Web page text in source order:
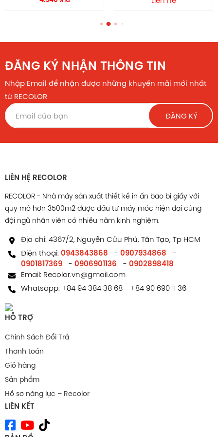
ĐĂNG KÝ NHẬN THÔNG TIN
Nhập Email để nhận được những khuyến mãi mới nhất
từ RECOLOR
ĐĂNG KÝ
LIÊN HỆ RECOLOR
RECOLOR - Nhà máy sản xuất thiết kế in ấn bao bì giấy với
quy mô hơn 3500m2 được đầu tư máy móc hiện đại cùng
đội ngũ nhân viên có nhiều năm kinh nghiệm.
Địa chỉ: 4367/2, Nguyễn Cửu Phú, Tân Tạo, Tp HCM
Điện thoại: 0943843868 - 0907934868
-
0901817369
- 0906901136 - 0902898418
Email: Recolor.vn@gmail.com
Whatsapp: +84 94 384 38 68- +84 90 690 11 36
HỖ TRỢ
Chính Sách Đổi Trả
Thanh toán
Giỏ hàng
Sản phẩm
Hồ sơ năng lực – Recolor
LIÊN KẾT